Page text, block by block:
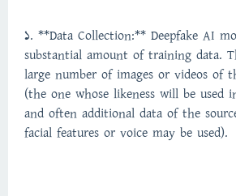
1. **Data Collection:** Deepfake AI
substantial amount of training data.
large number of images or videos of
(the one whose likeness will be used
and often additional data of the
facial features or voice may be used).